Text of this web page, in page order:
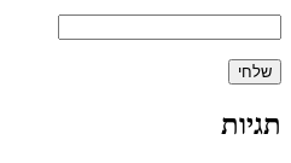
תגיות